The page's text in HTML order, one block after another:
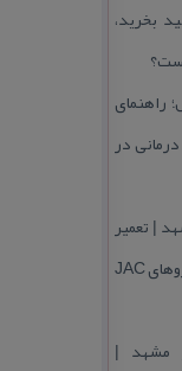
بخرید،
راهنمای
در
| تعمیر
تخصصی و عیب‌یابی خودروهای JAC
مشهد |